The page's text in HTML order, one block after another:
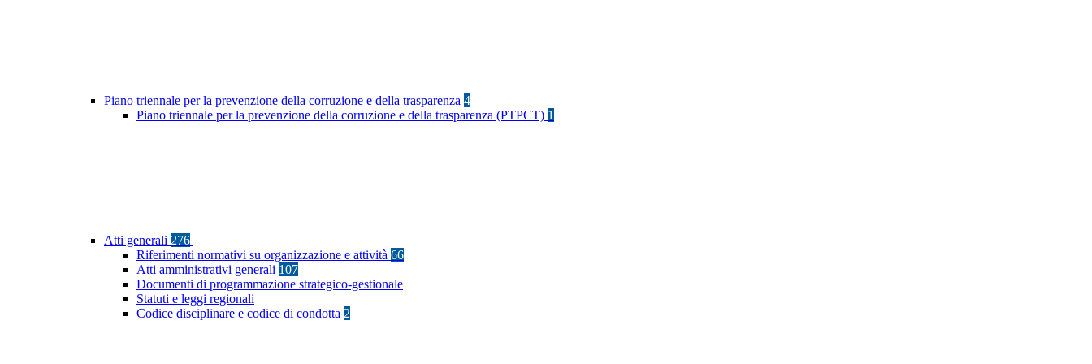
Piano triennale per la prevenzione della corruzione e della trasparenza 4
Piano triennale per la prevenzione della corruzione e della trasparenza (PTPCT) 1
Atti generali 276
Riferimenti normativi su organizzazione e attività 66
Atti amministrativi generali 107
Documenti di programmazione strategico-gestionale
Statuti e leggi regionali
Codice disciplinare e codice di condotta 2